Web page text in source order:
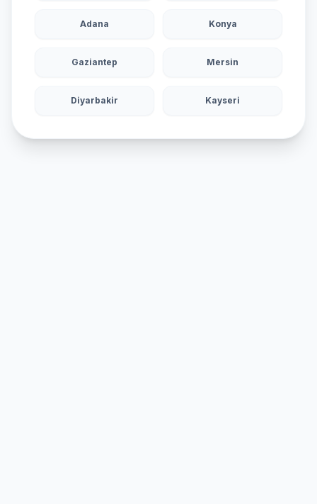
Adana Konya
Gaziantep Mersin
Diyarbakir Kayseri